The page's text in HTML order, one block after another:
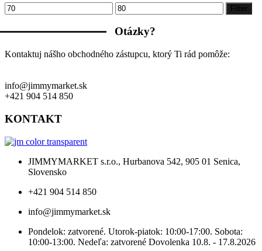
Minimálna
cena
Maximálna
cena
Filter
Otázky?
Kontaktuj nášho obchodného zástupcu, ktorý Ti rád pomôže:
info@jimmymarket.sk
+421 904 514 850
KONTAKT
JIMMYMARKET s.r.o., Hurbanova 542, 905 01 Senica,
Slovensko
+421 904 514 850
info@jimmymarket.sk
Pondelok: zatvorené. Utorok-piatok: 10:00-17:00. Sobota:
10:00-13:00. Nedeľa: zatvorené Dovolenka 10.8. - 17.8.2026